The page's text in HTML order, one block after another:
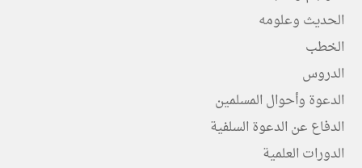
الحديث وعلومه
الخطب
الدروس
الدعوة وأحوال المسلمين
الدفاع عن الدعوة السلفية
الدورات العلمية